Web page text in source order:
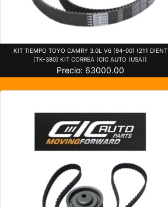
KIT TIEMPO TOYO CAMRY 3.0L V6 (94-00) (211 DIENT
[TK-380] KIT CORREA (CIC AUTO (USA))
Precio: 63000.00